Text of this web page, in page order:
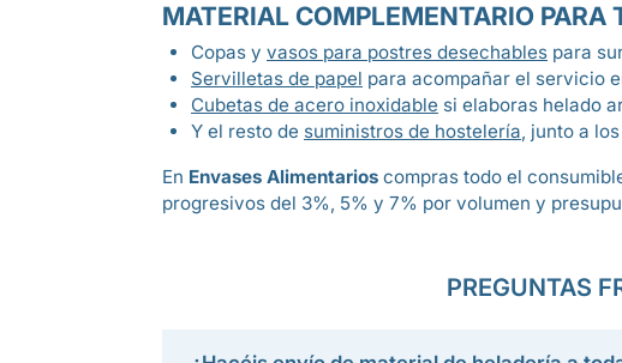
MATERIAL COMPLEMENTARIO PARA
Copas y vasos para postres desechables para
Servilletas de papel para acompañar el servicio
Cubetas de acero inoxidable si elaboras helado
Y el resto de suministros de hostelería, junto a
En Envases Alimentarios compras todo el
progresivos del 3%, 5% y 7% por volumen y
PREGUNTAS